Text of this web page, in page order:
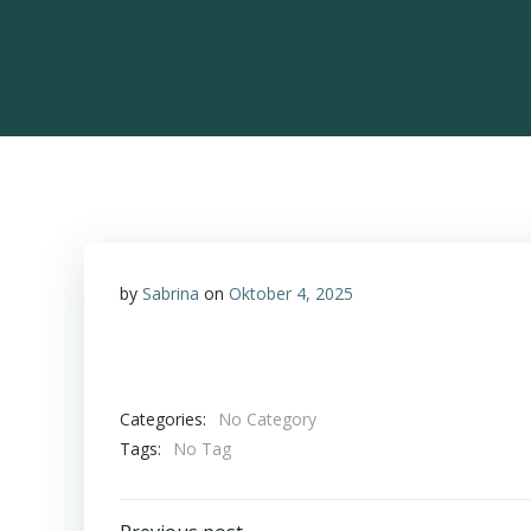
by Sabrina on Oktober 4, 2025
Categories:
No Category
Tags:
No Tag